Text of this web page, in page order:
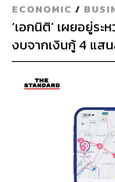
ECONOMIC /
‘เอกนิติ’ เผยอยู่ระ
งบจากเงินกู้ 4 แส
เฟส 2 มีเพียงพอ